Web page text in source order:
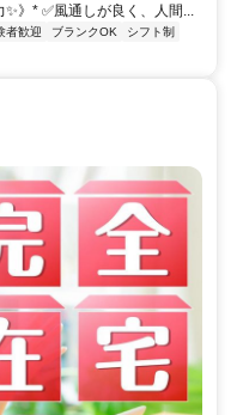
》* ✅️風通しが良く、人間...
者歓迎 ブランクOK
シフト制